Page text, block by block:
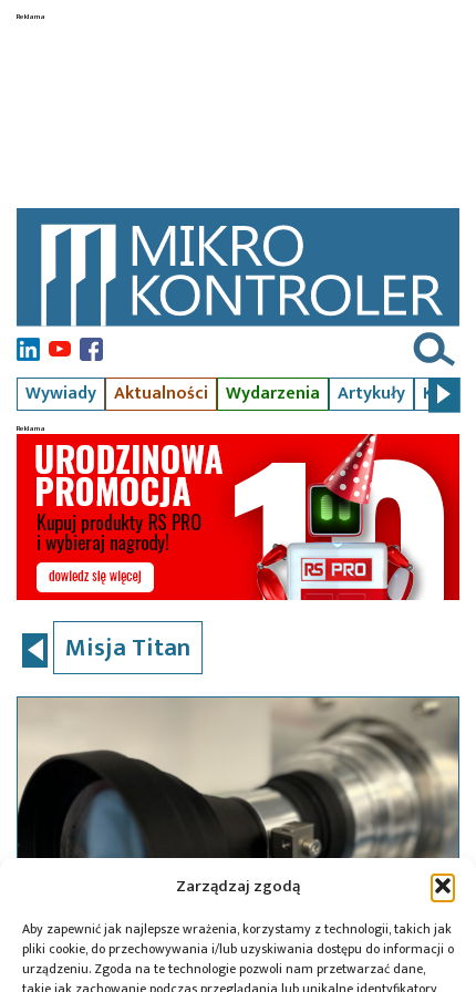
Zarządzaj zgodą
Aby zapewnić jak najlepsze wrażenia, korzystamy z technologii, takich jak
pliki cookie, do przechowywania i/lub uzyskiwania dostępu do informacji o
urządzeniu. Zgoda na te technologie pozwoli nam przetwarzać dane,
Wywiady Aktualności Wydarzenia Artykuły Kursy
Misja Titan